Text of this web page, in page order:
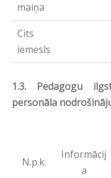
maiņa
Cits
iemesls
1.3.
Pedagogu
personāla
N.p.k.
Informācij
a